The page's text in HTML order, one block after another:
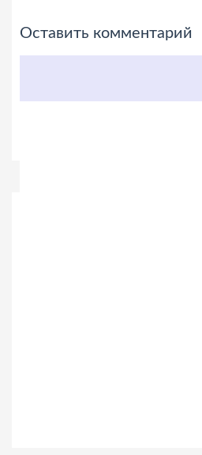
Оставить комментарий